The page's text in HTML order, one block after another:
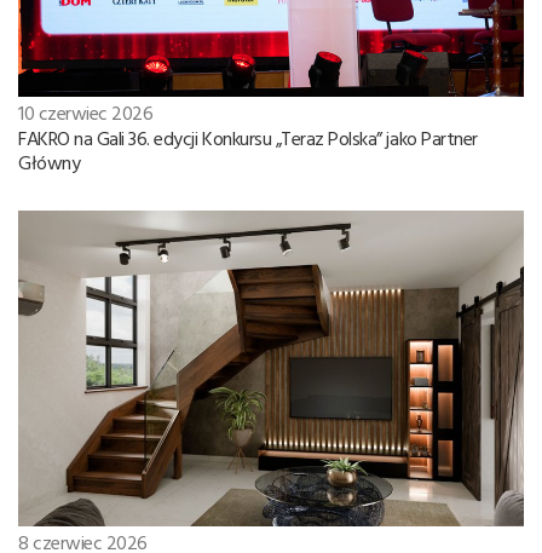
10 czerwiec 2026
FAKRO na Gali 36. edycji Konkursu „Teraz Polska” jako Partner
Główny
8 czerwiec 2026